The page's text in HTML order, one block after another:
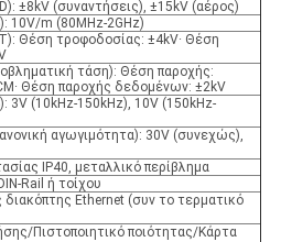
±8kV (συναντήσεις), ±15kV (αέρος)
10V/m (80MHz-2GHz)
Θέση τροφοδοσίας: ±4kV· Θέση
τάση): Θέση παροχής:
Θέση παροχής δεδομένων: ±2kV
3V (10kHz-150kHz), 10V (150kHz-
αγωγιμότητα): 30V (συνεχώς),
IP40, μεταλλικό περίβλημα
Rail ή τοίχου
διακόπτης Ethernet (συν το τερματικό
Πιστοποιητικό ποιότητας/Κάρτα